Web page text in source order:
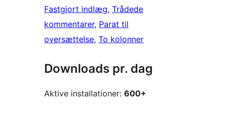
Fastgjort indlæg, Trådede
kommentarer, Parat til
oversættelse, To kolonner
Downloads pr. dag
Aktive installationer: 600+